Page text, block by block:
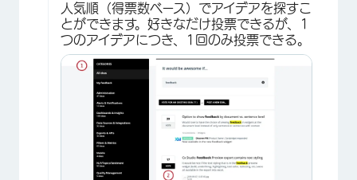
人気順（得票数ベース）でアイデアを探すこ
とができます。好きなだけ投票できるが、1
つのアイデアにつき、1回のみ投票できる。